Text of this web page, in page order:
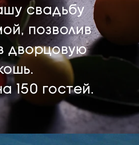
свадьбу
позволив
дворцовую
150 гостей.